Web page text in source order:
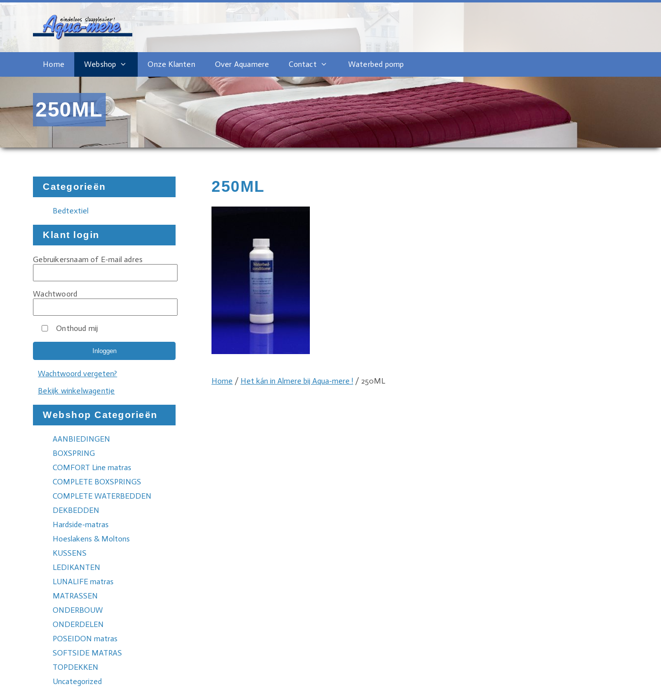
Home Webshop Onze Klanten Over Aquamere Contact Waterbed pomp
250ML
Categorieën
Bedtextiel
Klant login
Gebruikersnaam of E-mail adres
Wachtwoord
Onthoud mij
Wachtwoord vergeten?
Bekijk winkelwagentje
Webshop Categorieën
AANBIEDINGEN
BOXSPRING
COMFORT Line matras
COMPLETE BOXSPRINGS
COMPLETE WATERBEDDEN
DEKBEDDEN
Hardside-matras
Hoeslakens & Moltons
KUSSENS
LEDIKANTEN
LUNALIFE matras
MATRASSEN
ONDERBOUW
ONDERDELEN
POSEIDON matras
SOFTSIDE MATRAS
TOPDEKKEN
Uncategorized
250ML
Home / Het kán in Almere bij Aqua-mere ! / 250ML